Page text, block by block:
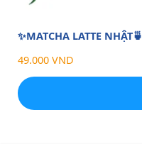
✨MATCHA LATTE NHẬT🍵
49.000 VND